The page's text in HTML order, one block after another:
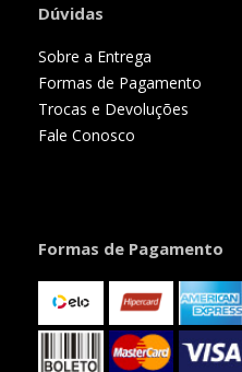
Dúvidas
Sobre a Entrega
Formas de Pagamento
Trocas e Devoluções
Fale Conosco
Formas de Pagamento